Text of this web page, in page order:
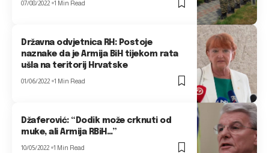
07/08/2022 1 Min Read
Državna odvjetnica RH: Postoje
naznake da je Armija BiH tijekom rata
ušla na teritorij Hrvatske
01/06/2022 1 Min Read
Džaferović: “Dodik može crknuti od
muke, ali Armija RBiH…”
10/05/2022 1 Min Read